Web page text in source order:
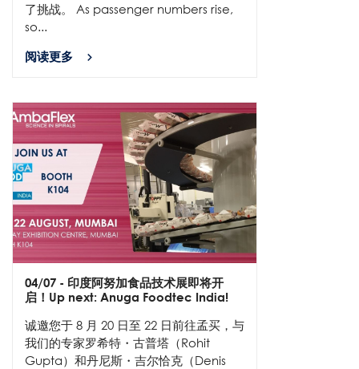
了挑战。 As passenger numbers rise,
so...
阅读更多
04/07 - 印度阿努加食品技术展即将开
启！Up next: Anuga Foodtec India!
诚邀您于 8 月 20 日至 22 日前往孟买，与
我们的专家罗希特・古普塔（Rohit
Gupta）和丹尼斯・吉尔恰克（Denis